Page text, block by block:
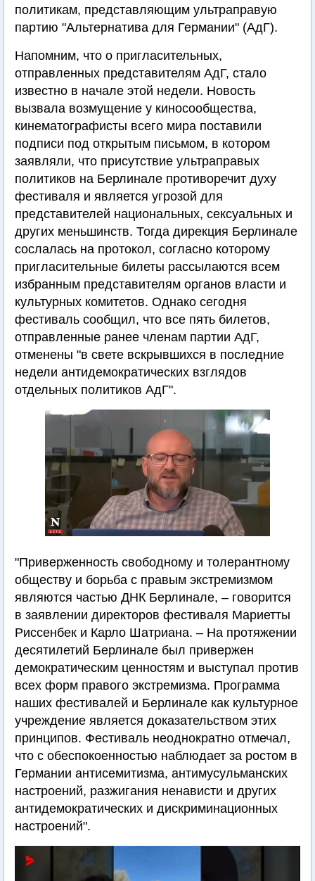
политикам, представляющим ультраправую
партию "Альтернатива для Германии" (АдГ).
Напомним, что о пригласительных,
отправленных представителям АдГ, стало
известно в начале этой недели. Новость
вызвала возмущение у киносообщества,
кинематографисты всего мира поставили
подписи под открытым письмом, в котором
заявляли, что присутствие ультраправых
политиков на Берлинале противоречит духу
фестиваля и является угрозой для
представителей национальных, сексуальных и
других меньшинств. Тогда дирекция Берлинале
сослалась на протокол, согласно которому
пригласительные билеты рассылаются всем
избранным представителям органов власти и
культурных комитетов. Однако сегодня
фестиваль сообщил, что все пять билетов,
отправленные ранее членам партии АдГ,
отменены "в свете вскрывшихся в последние
недели антидемократических взглядов
отдельных политиков АдГ".
"Приверженность свободному и толерантному
обществу и борьба с правым экстремизмом
являются частью ДНК Берлинале, – говорится
в заявлении директоров фестиваля Мариетты
Риссенбек и Карло Шатриана. – На протяжении
десятилетий Берлинале был привержен
демократическим ценностям и выступал против
всех форм правого экстремизма. Программа
наших фестивалей и Берлинале как культурное
учреждение является доказательством этих
принципов. Фестиваль неоднократно отмечал,
что с обеспокоенностью наблюдает за ростом в
Германии антисемитизма, антимусульманских
настроений, разжигания ненависти и других
антидемократических и дискриминационных
настроений".